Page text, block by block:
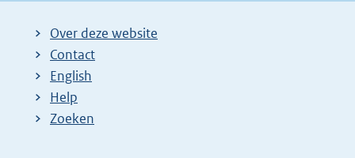
Over deze website
Contact
English
Help
Zoeken